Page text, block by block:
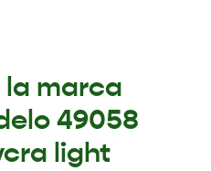
la marca
49058
light